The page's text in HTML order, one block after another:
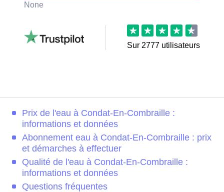
None
Sur 2777 utilisateurs
Prix de l'eau à Condat-En-Combraille :
informations et données
Abonnement eau à Condat-En-Combraille : prix
et démarches à effectuer
Qualité de l'eau à Condat-En-Combraille :
informations et données
Questions fréquentes